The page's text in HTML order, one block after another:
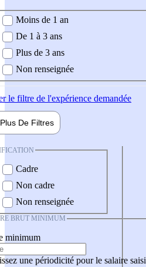
demandée
Moins de 1 an
De 1 à 3 ans
Plus de 3 ans
Non renseignée
le filtre de l'expérience demandée
Plus De Filtres
Cadre
Non cadre
Non renseignée
BRUT MINIMUM
minimum
une périodicité pour le salaire saisi